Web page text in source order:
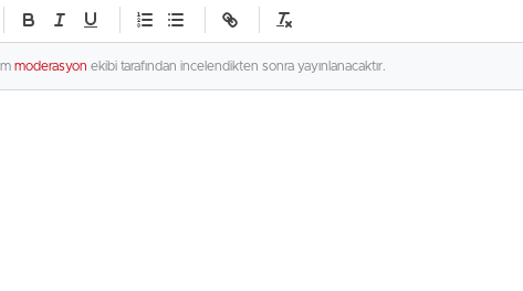
moderasyon ekibi tarafından incelendikten sonra yayınlanacaktır.